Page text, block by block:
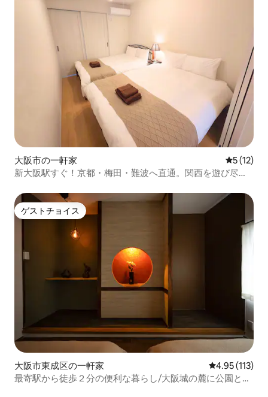
大阪市の一軒家 レビュー
5 (12)
新大阪駅すぐ！京都・梅田・難波へ直通。関西を遊び尽く
ゲストチョイス
ゲストチョイス
大阪市東成区の一軒家 レビュー113
4.95 (113)
最寄駅から徒歩２分の便利な暮らし/大阪城の麓に公園とマ